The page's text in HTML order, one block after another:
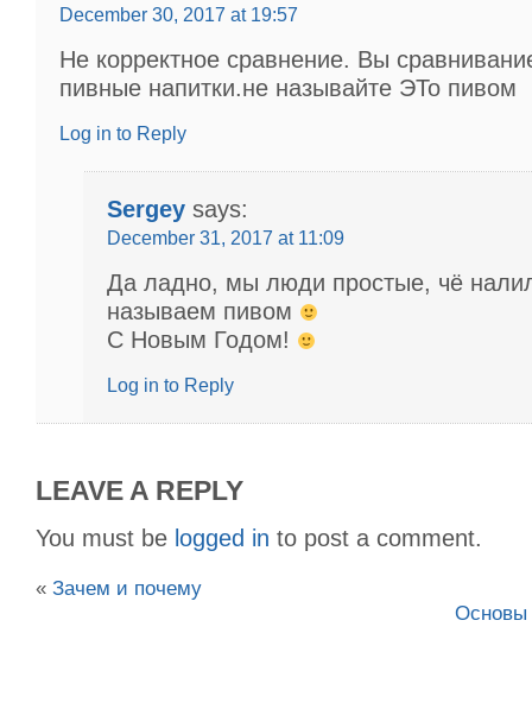
December 30, 2017 at 19:57
Не корректное сравнение. Вы
пивные напитки.не называйте ЭТо пивом
Log in to Reply
Sergey says:
December 31, 2017 at 11:09
Да ладно, мы люди простые, чё
называем пивом
С Новым Годом!
Log in to Reply
LEAVE A REPLY
You must be logged in to post a comment.
« Зачем и почему
Основы